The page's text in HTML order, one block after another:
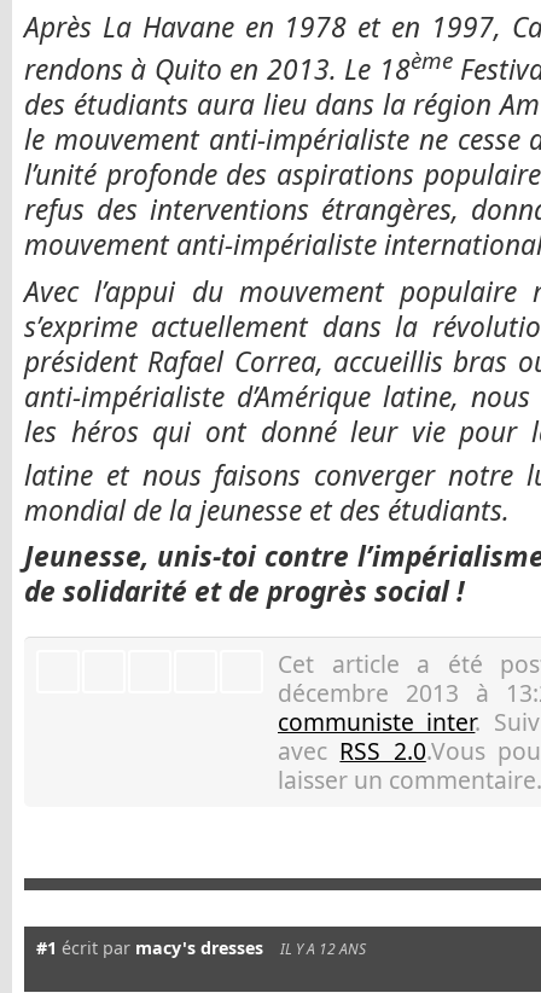
Après La Havane en 1978 et en 1997,
rendons à Quito en 2013. Le 18ème
des étudiants aura lieu dans la région
le mouvement anti-impérialiste ne cesse
l’unité profonde des aspirations
refus des interventions étrangères,
mouvement anti-impérialiste
Avec l’appui du mouvement
s’exprime actuellement dans la
président Rafael Correa, accueillis bras
anti-impérialiste d’Amérique latine,
les héros qui ont donné leur vie pour
latine et nous faisons converger notre
mondial de la jeunesse et des étudiants.
Jeunesse, unis-toi contre
de solidarité et de progrès social !
Cet article a été
décembre 2013 à
communiste inter.
avec RSS 2.0.Vous
laisser un
#1 écrit par macy's dresses IL Y A 12 ANS